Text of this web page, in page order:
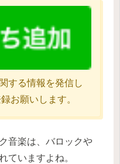
する情報を発信し
お願いします。
音楽は、バロックや
ていますよね。